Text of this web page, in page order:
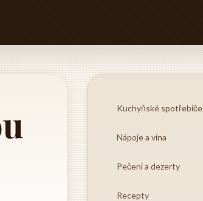
Kuchyňské spotřebiče
Nápoje a vína
Pečení a dezerty
Recepty